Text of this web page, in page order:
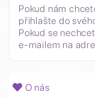
Pokud nám
přihlašte do
Pokud se
e-mailem na
O nás